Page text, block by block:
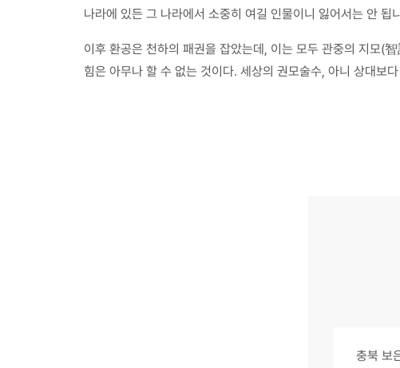
나라에 있든 그 나라에서 소중히 여길 인물이니 잃어서는 안 됩
이후 환공은 천하의 패권을 잡았는데, 이는 모두 관중의 지모(
힘은 아무나 할 수 없는 것이다. 세상의 권모술수, 아니 상대보
충북 보